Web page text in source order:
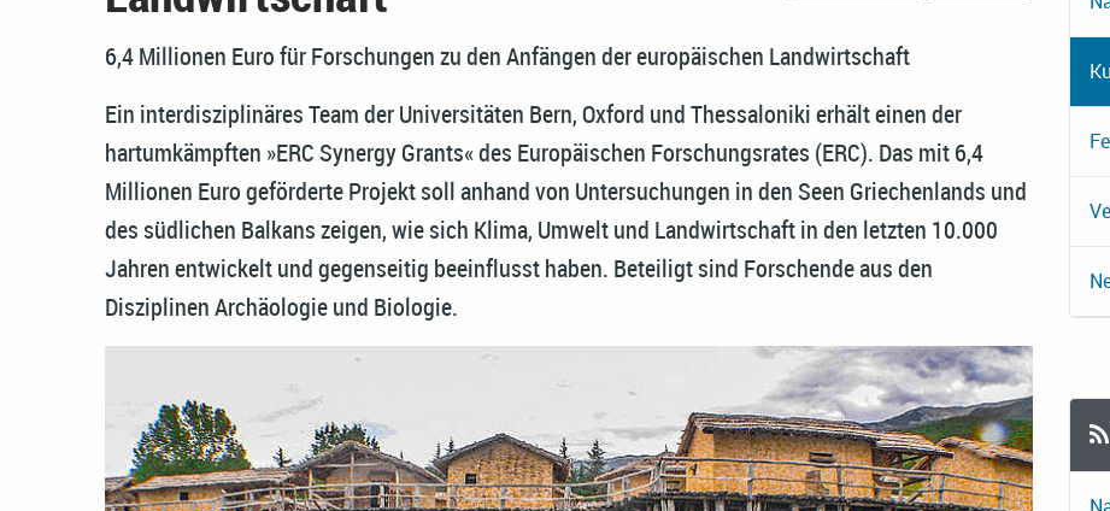
6,4 Millionen Euro für Forschungen zu den Anfängen der europäischen Landwirtschaft
Ein interdisziplinäres Team der Universitäten Bern, Oxford und Thessaloniki erhält einen der
hartumkämpften »ERC Synergy Grants« des Europäischen Forschungsrates (ERC). Das mit 6,4
Millionen Euro geförderte Projekt soll anhand von Untersuchungen in den Seen Griechenlands und
des südlichen Balkans zeigen, wie sich Klima, Umwelt und Landwirtschaft in den letzten 10.000
Jahren entwickelt und gegenseitig beeinflusst haben. Beteiligt sind Forschende aus den
Disziplinen Archäologie und Biologie.